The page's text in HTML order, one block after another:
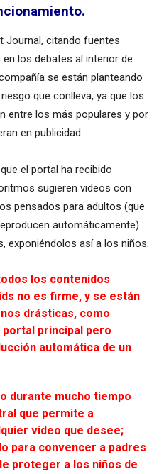
Journal, citando fuentes
los debates al interior de
se están planteando
que conlleva, ya que los
entre los más populares y por
en publicidad.
el portal ha recibido
sugieren videos con
pensados para adultos (que
automáticamente)
exponiéndolos así a los niños.
los contenidos
no es firme, y se están
drásticas, como
principal pero
automática de un
durante mucho tiempo
que permite a
video que desee;
para convencer a padres
proteger a los niños de